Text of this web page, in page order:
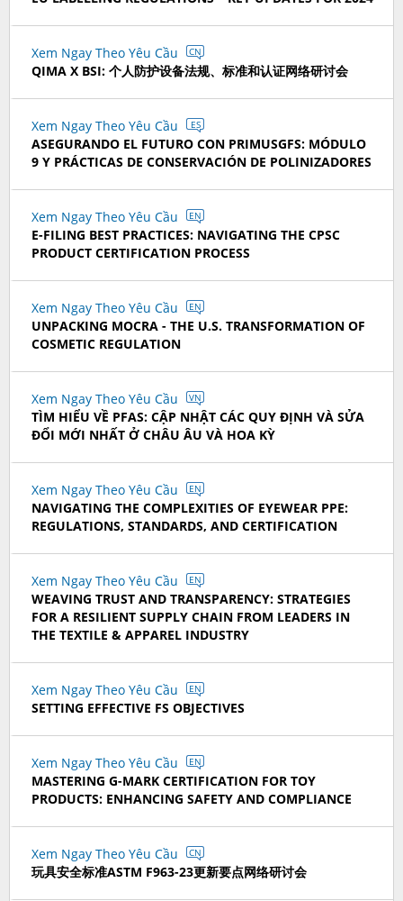
Xem Ngay Theo Yêu Cầu CN
QIMA X BSI: 个人防护设备法规、标准和认证网络研讨会
Xem Ngay Theo Yêu Cầu ES
ASEGURANDO EL FUTURO CON PRIMUSGFS: MÓDULO
9 Y PRÁCTICAS DE CONSERVACIÓN DE POLINIZADORES
Xem Ngay Theo Yêu Cầu EN
E-FILING BEST PRACTICES: NAVIGATING THE CPSC
PRODUCT CERTIFICATION PROCESS
Xem Ngay Theo Yêu Cầu EN
UNPACKING MOCRA - THE U.S. TRANSFORMATION OF
COSMETIC REGULATION
Xem Ngay Theo Yêu Cầu VN
TÌM HIỂU VỀ PFAS: CẬP NHẬT CÁC QUY ĐỊNH VÀ SỬA
ĐỔI MỚI NHẤT Ở CHÂU ÂU VÀ HOA KỲ
Xem Ngay Theo Yêu Cầu EN
NAVIGATING THE COMPLEXITIES OF EYEWEAR PPE:
REGULATIONS, STANDARDS, AND CERTIFICATION
Xem Ngay Theo Yêu Cầu EN
WEAVING TRUST AND TRANSPARENCY: STRATEGIES
FOR A RESILIENT SUPPLY CHAIN FROM LEADERS IN
THE TEXTILE & APPAREL INDUSTRY
Xem Ngay Theo Yêu Cầu EN
SETTING EFFECTIVE FS OBJECTIVES
Xem Ngay Theo Yêu Cầu EN
MASTERING G-MARK CERTIFICATION FOR TOY
PRODUCTS: ENHANCING SAFETY AND COMPLIANCE
Xem Ngay Theo Yêu Cầu CN
玩具安全标准ASTM F963-23更新要点网络研讨会